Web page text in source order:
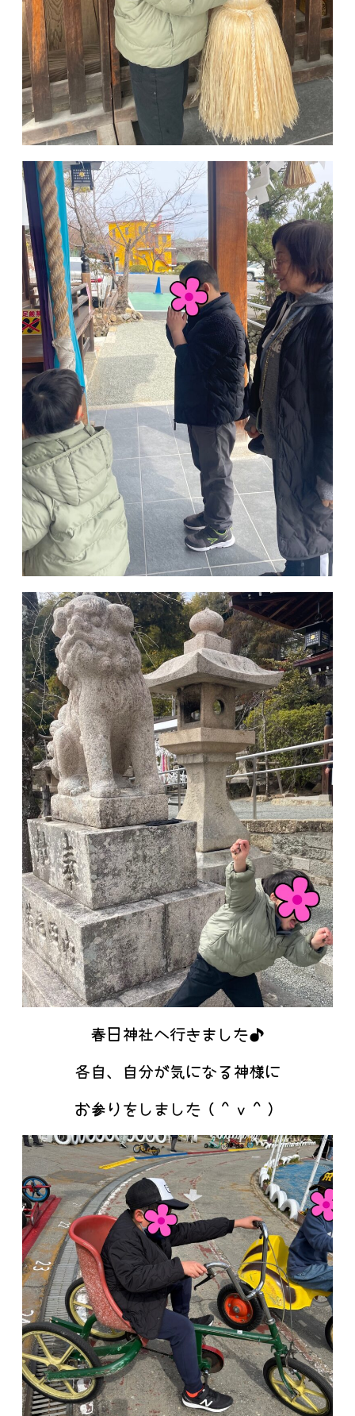
春日神社へ行きました♪
各自、自分が気になる神様に
お参りをしました（＾ｖ＾）